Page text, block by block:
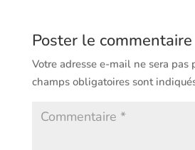
Poster le commentaire
Votre adresse e-mail ne sera pas
champs obligatoires sont